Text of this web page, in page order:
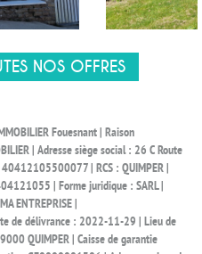
NOS OFFRES
Fouesnant | Raison
| Adresse siège social : 26 C Route
| RCS : QUIMPER |
| Forme juridique : SARL |
ENTREPRISE |
de délivrance : 2022-11-29 | Lieu de
QUIMPER | Caisse de garantie